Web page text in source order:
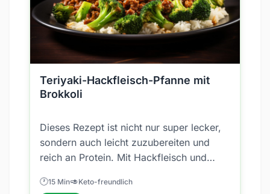
Teriyaki-Hackfleisch-Pfanne mit
Brokkoli
Dieses Rezept ist nicht nur super lecker,
sondern auch leicht zuzubereiten und
reich an Protein. Mit Hackfleisch und
🕐15 Min🥑Keto-freundlich